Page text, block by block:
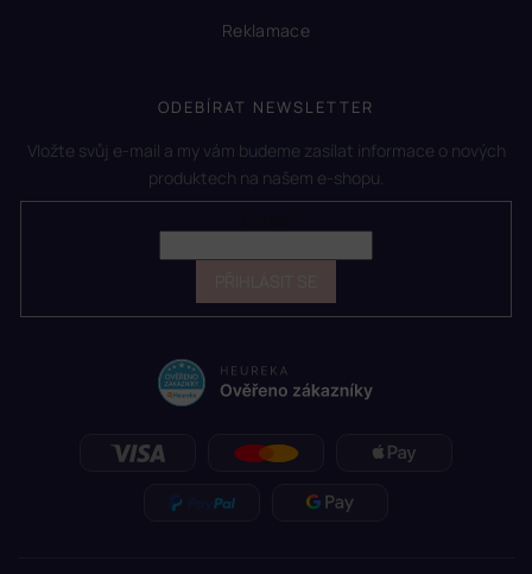
Reklamace
ODEBÍRAT NEWSLETTER
Vložte svůj e-mail a my vám budeme zasílat informace o nových
produktech na našem e-shopu.